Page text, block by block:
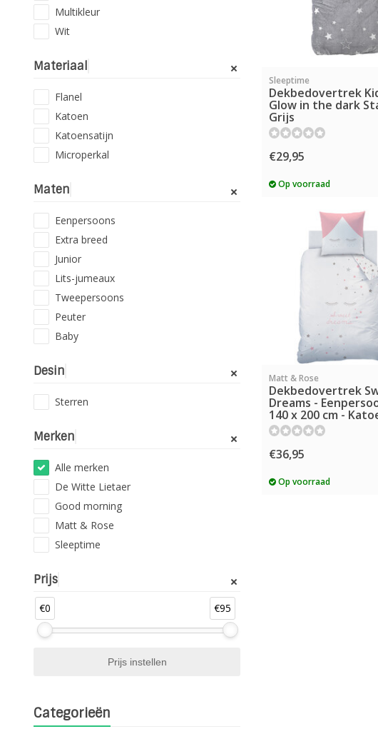
Multikleur
Wit
Materiaal
Flanel
Katoen
Katoensatijn
Microperkal
Maten
Eenpersoons
Extra breed
Junior
Lits-jumeaux
Tweepersoons
Peuter
Baby
Desin
Sterren
Merken
Alle merken
De Witte Lietaer
Good morning
Matt & Rose
Sleeptime
Prijs
€0 €95
Categorieën
Sleeptime
Dekbedovertrek
Glow in the dark
Grijs
€29,95
Op voorraad
Matt & Rose
Dekbedovertrek
Dreams -
140 x 200 cm -
€36,95
Op voorraad